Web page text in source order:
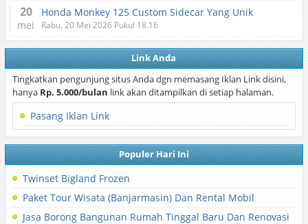
20
mei
Honda Monkey 125 Custom Sidecar Yang Unik
Rabu, 20 Mei 2026 Pukul 18.16
Link Anda
Tingkatkan pengunjung situs Anda dgn memasang Iklan Link disini,
hanya Rp. 5.000/bulan link akan ditampilkan di setiap halaman.
Pasang Iklan Link
Populer Hari Ini
Twinset Bigland Frozen
Paket Tour Wisata (Banjarmasin) Dan Rental Mobil
Jasa Borong Bangunan Rumah Tinggal Baru Dan Renovasi